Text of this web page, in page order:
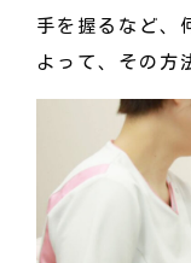
手を握るなど、
よって、その方